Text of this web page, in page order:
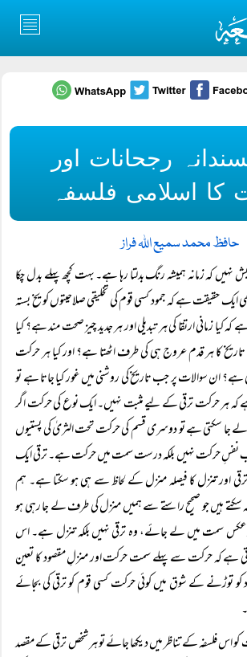
رجحانات اور
کا اسلامی فلسفہ
حافظ محمد سمیع اللہ فراز
نہیں کہ زمانہ ہمیشہ رنگ بدلتا رہا ہے۔ بہت کچھ پہلے بدل چکا
ایک حقیقت ہے کہ جمود کسی قوم کی تخلیقی صلاحیتوں کو یخ بستہ
کیا زمانی ارتقا کی ہر تبدیلی اور ہر جدید چیز صحت مند ہے؟ کیا
کا ہر قدم عروج ہی کی طرف اٹھتا ہے؟ اور کیا ہر حرکت
ان سوالات پر جب تاریخ کی روشنی میں غور کیا جاتا ہے تو
کہ ہر حرکت ترقی کے لیے مثبت نہیں۔ ایک نوع کی حرکت اگر
جا سکتی ہے تو دوسری قسم کی حرکت تحت الثریٰ کی پستیوں
حرکت نہیں بلکہ درست سمت میں حرکت ہے۔ ترقی ایک
اور تنزل کا فیصلہ منزل کے لحاظ سے ہی ہو سکتا ہے۔ ہم
ہیں جو صحیح راستے سے ہمیں منزل کی طرف لے جا رہی ہو
سمت میں لے جائے، وہ ترقی نہیں بلکہ تنزل ہے۔ اس
ہے کہ حرکت سے پہلے سمت حرکت اور منزلِ مقصود کا تعین
کو توڑنے کے شوق میں کوئی حرکت کسی قوم کو ترقی کی بجائے
اس فلسفہ کے تناظر میں دیکھا جائے تو ہر شخص ترقی کے مقصد